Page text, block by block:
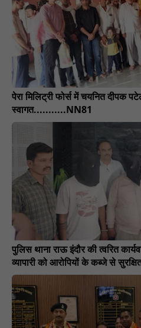
पेरा मिलिट्री फोर्स में चयनित दीपक
स्वागत...........NN81
पुलिस थाना राऊ इंदौर की त्वरित
व्यापारी को आरोपियों के कब्जे से